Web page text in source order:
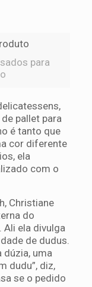
para
pallet para
é tanto que
cor diferente
ela
com o
Christiane
do
Ali ela divulga
de dudus.
dúzia, uma
dudu”, diz,
se o pedido